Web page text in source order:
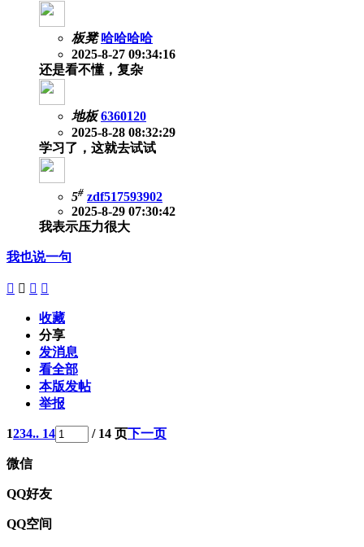
板凳 哈哈哈哈
2025-8-27 09:34:16
还是看不懂，复杂
地板 6360120
2025-8-28 08:32:29
学习了，这就去试试
5# zdf517593902
2025-8-29 07:30:42
我表示压力很大
我也说一句
   
收藏
分享
发消息
看全部
本版发帖
举报
1234.. 14 / 14 页下一页
微信
QQ好友
QQ空间